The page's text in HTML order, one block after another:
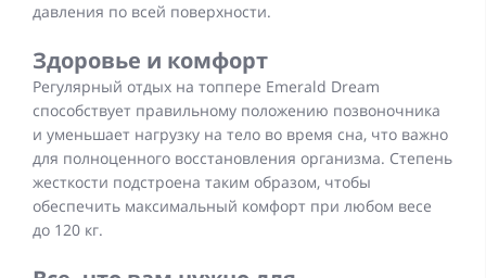
давления по всей поверхности.
Здоровье и комфорт
Регулярный отдых на топпере Emerald Dream
способствует правильному положению позвоночника
и уменьшает нагрузку на тело во время сна, что важно
для полноценного восстановления организма. Степень
жесткости подстроена таким образом, чтобы
обеспечить максимальный комфорт при любом весе
до 120 кг.